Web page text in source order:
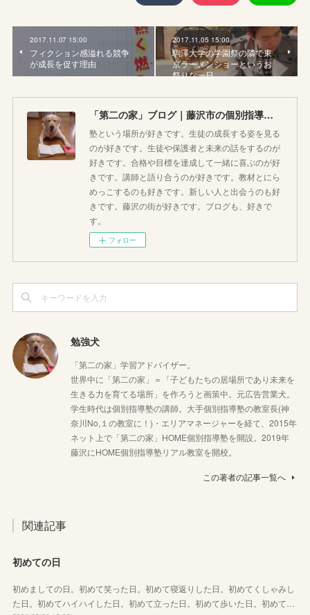
2017.11.07 15:00
フィクション感溢れる競争
が成長を促す理由
2017.11.05 15:00
駒澤大学の学園祭の隣で東
京ラーメンショーというお
祭りな一日
「第二の家」ブログ｜藤沢市の個別指導塾のお話
塾という場所が好きです。生徒の成長する姿を見る
のが好きです。生徒や保護者と未来の話をするのが
好きです。合格や目標を達成して一緒に喜ぶのが好
きです。講師と語り合うのが好きです。教材とにら
めっこするのも好きです。新しい人と出会うのも好
きです。藤沢の街が好きです。ブログも、好きで
す。
フォロー
勉強犬
「第二の家」学習アドバイザー。
世界中に「第二の家」＝「子どもたちの居場所であり未来を
生きる力を育てる場所」を作ろうと画策中。元広告営業犬。
学生時代は個別指導塾の講師。大手個別指導塾の教室長(神
奈川No,１の教室に！)・エリアマネージャーを経て、2015年
ネット上で「第二の家」HOME個別指導塾を開設。2019年
藤沢にHOME個別指導塾リアル教室を開校。
この著者の記事一覧へ
関連記事
初めての日
初めましての日。初めて笑った日。初めて寝返りした日。初めてくしゃみし
た日。初めてハイハイした日。初めて立った日。初めて歩いた日。初めて…